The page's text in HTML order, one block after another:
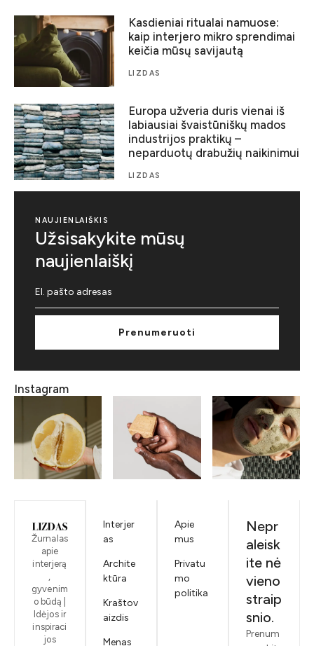
Kasdieniai ritualai namuose:
kaip interjero mikro sprendimai
keičia mūsų savijautą
LIZDAS
Europa užveria duris vienai iš
labiausiai švaistūniškų mados
industrijos praktikų –
neparduotų drabužių naikinimui
LIZDAS
NAUJIENLAIŠKIS
Užsisakykite mūsų
naujienlaiškį
Prenumeruoti
Instagram
Žurnalas
apie
interjerą
,
gyvenim
o būdą |
Idėjos ir
inspiraci
jos
Interjer
as
Archite
ktūra
Kraštov
aizdis
Menas
Apie
mus
Privatu
mo
politika
Nepr
aleisk
ite nė
vieno
straip
snio.
Prenum